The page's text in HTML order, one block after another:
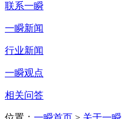
联系一瞬
一瞬新闻
行业新闻
一瞬观点
相关问答